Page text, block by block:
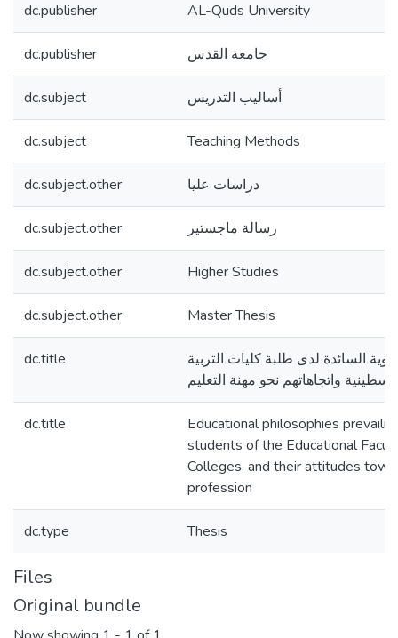
dc.publisher AL-Quds University
dc.publisher جامعة القدس
dc.subject أساليب التدريس
dc.subject Teaching Methods
dc.subject.other دراسات عليا
dc.subject.other رسالة ماجستير
dc.subject.other Higher Studies
dc.subject.other Master Thesis
dc.title
السائدة لدى طلبة كليات التربية
واتجاهاتهم نحو مهنة التعليم
dc.title
Educational philosophies
students of the Educational
Colleges, and their attitudes
profession
dc.type Thesis
Files
Original bundle